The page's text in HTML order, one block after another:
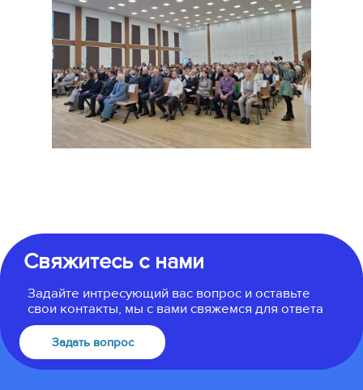
Свяжитесь с нами
Задайте интресующий вас вопрос и оставьте
свои контакты, мы с вами свяжемся для ответа
Задать вопрос